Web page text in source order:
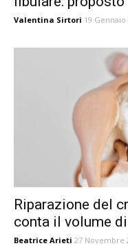
Valentina Sirtori 19 Gennaio
Riparazione del
conta il volume
Beatrice Arieti 27 Novembre